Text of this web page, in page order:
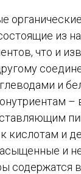
из
что и
и
кислотам и
и
содержатся